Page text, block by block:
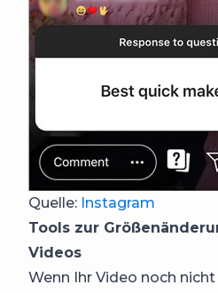
Quelle: Instagram
Tools zur
Videos
Wenn Ihr Video noch nicht